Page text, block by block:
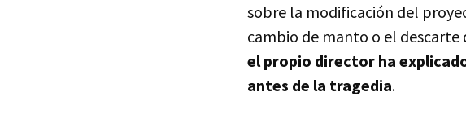
sobre la modificación del
cambio de manto o el descarte
el propio director ha
antes de la tragedia.